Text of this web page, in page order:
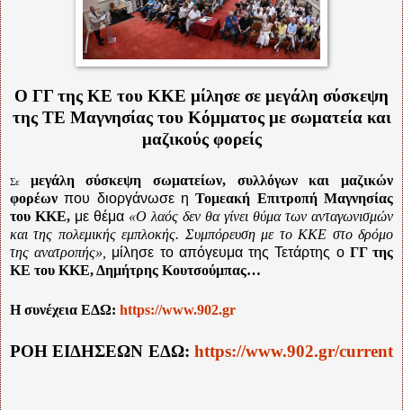
Ο ΓΓ της ΚΕ του ΚΚΕ μίλησε σε μεγάλη σύσκεψη
της ΤΕ Μαγνησίας του Κόμματος με σωματεία και
μαζικούς φορείς
Σε μεγάλη σύσκεψη σωματείων, συλλόγων και μαζικών
φορέων που διοργάνωσε ηΤομεακή Επιτροπή Μαγνησίας
του ΚΚΕ, με θέμα «Ο λαός δεν θα γίνει θύμα των ανταγωνισμών
και της πολεμικής εμπλοκής. Συμπόρευση με το ΚΚΕ στο δρόμο
της ανατροπής»,
μίλησε το απόγευμα της Τετάρτης ο ΓΓ της
ΚΕ του ΚΚΕ, Δημήτρης Κουτσούμπας…
Η συνέχεια ΕΔΩ: https://www.902.gr
ΡΟΗ ΕΙΔΗΣΕΩΝ ΕΔΩ: https://www.902.gr/current